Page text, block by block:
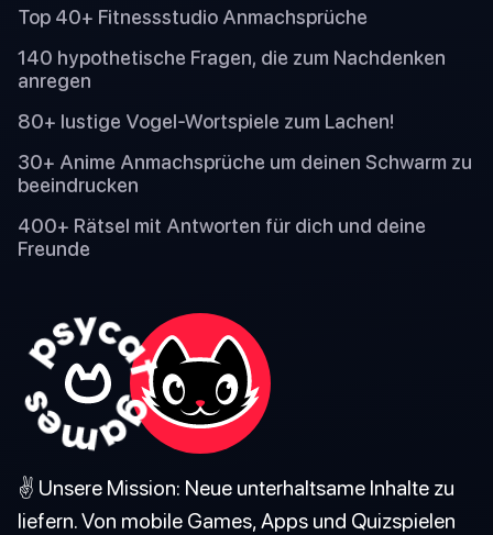
Top 40+ Fitnessstudio Anmachsprüche
140 hypothetische Fragen, die zum Nachdenken
anregen
80+ lustige Vogel-Wortspiele zum Lachen!
30+ Anime Anmachsprüche um deinen Schwarm zu
beeindrucken
400+ Rätsel mit Antworten für dich und deine
Freunde
✌️ Unsere Mission: Neue unterhaltsame Inhalte zu
liefern. Von mobile Games, Apps und Quizspielen